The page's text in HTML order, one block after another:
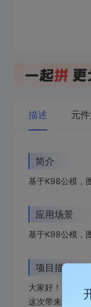
描述 元
简介
基于K98公模，
应用场景
基于K98公模，
项目描述
大家好！
这次带来的是基